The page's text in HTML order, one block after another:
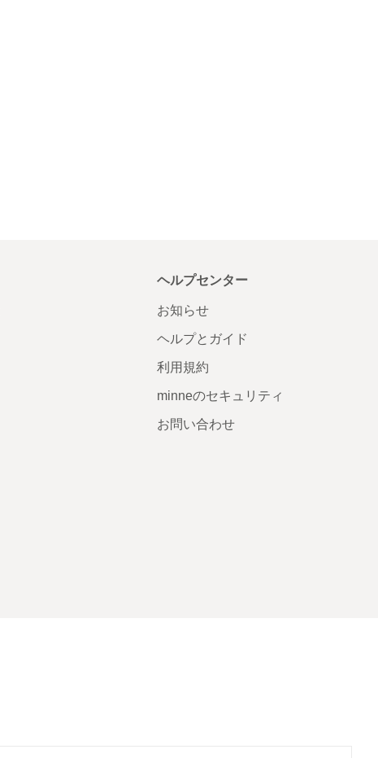
ヘルプセンター
お知らせ
ヘルプとガイド
利用規約
minneのセキュリティ
お問い合わせ